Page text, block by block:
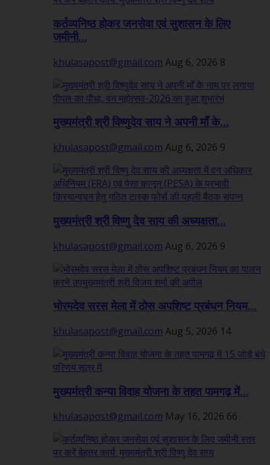
कर्तव्यनिष्ठ होकर जनसेवा एवं सुशासन के लिए
जमीनी...
khulasapost@gmail.com Aug 6, 2026 8
मुख्यमंत्री श्री विष्णुदेव साय ने अपनी माँ के...
khulasapost@gmail.com Aug 6, 2026 9
मुख्यमंत्री श्री विष्णु देव साय की अध्यक्षता...
khulasapost@gmail.com Aug 6, 2026 9
भोरमदेव सरस मेला में ठोस अपशिष्ट प्रबंधन नियम...
khulasapost@gmail.com Aug 5, 2026 14
मुख्यमंत्री कन्या विवाह योजना के तहत पामगढ़ में...
khulasapost@gmail.com May 16, 2026 66